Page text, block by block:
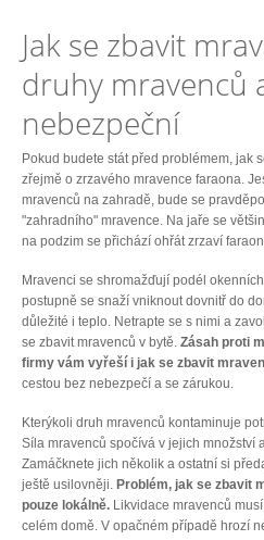
Jak se zbavit
druhy mravenců
nebezpeční
Pokud budete stát před problémem, jak
zřejmě o zrzavého mravence faraona.
mravenců na zahradě, bude se
"zahradního" mravence. Na jaře se
na podzim se přichází ohřát zrzaví
Mravenci se shromažďují podél
postupně se snaží vniknout dovnitř do
důležité i teplo. Netrapte se s nimi a
se zbavit mravenců v bytě. Zásah proti
firmy vám vyřeší i jak se zbavit
cestou bez nebezpečí a se zárukou.
Kterýkoli druh mravenců kontaminuje
Síla mravenců spočívá v jejich množství
Zamáčknete jich několik a ostatní si
ještě usilovněji. Problém, jak se zbavit
pouze lokálně. Likvidace mravenců
celém domě. V opačném případě hrozí